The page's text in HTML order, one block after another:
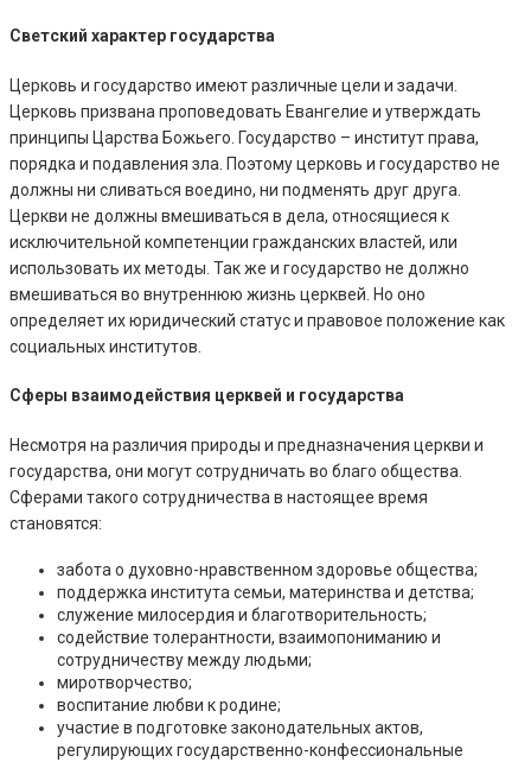
Светский характер государства
Церковь и государство имеют различные цели и задачи.
Церковь призвана проповедовать Евангелие и утверждать
принципы Царства Божьего. Государство – институт права,
порядка и подавления зла. Поэтому церковь и государство не
должны ни сливаться воедино, ни подменять друг друга.
Церкви не должны вмешиваться в дела, относящиеся к
исключительной компетенции гражданских властей, или
использовать их методы. Так же и государство не должно
вмешиваться во внутреннюю жизнь церквей. Но оно
определяет их юридический статус и правовое положение как
социальных институтов.
Сферы взаимодействия церквей и государства
Несмотря на различия природы и предназначения церкви и
государства, они могут сотрудничать во благо общества.
Сферами такого сотрудничества в настоящее время
становятся:
забота о духовно-нравственном здоровье общества;
поддержка института семьи, материнства и детства;
служение милосердия и благотворительность;
содействие толерантности, взаимопониманию и
сотрудничеству между людьми;
миротворчество;
воспитание любви к родине;
участие в подготовке законодательных актов,
регулирующих государственно-конфессиональные